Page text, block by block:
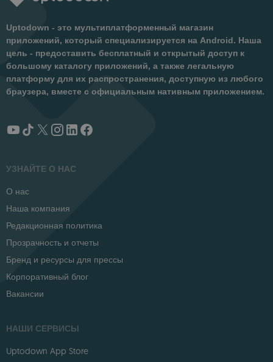
Uptodown - это мультиплатформенный магазин
приложений, который специализируется на Android. Наша
цель - предоставить бесплатный и открытый доступ к
большому каталогу приложений, а также легальную
платформу для их распространения, доступную из любого
браузера, вместе с официальным нативным приложением.
УЗНАЙТЕ О НАС
О нас
Наша компания
Редакционная политика
Прозрачность и отчеты
Бренд и ресурсы для прессы
Корпоративный блог
Вакансии
НАШИ СЕРВИСЫ
Uptodown App Store